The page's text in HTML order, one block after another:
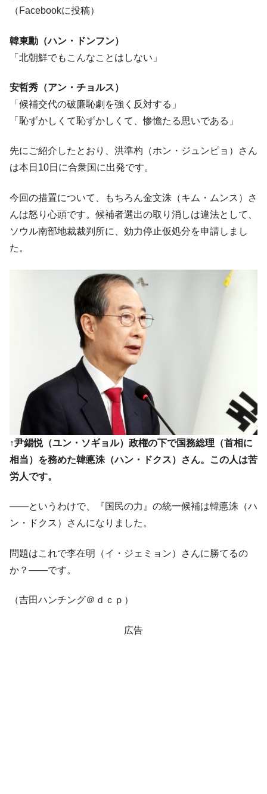
（Facebookに投稿）
韓東勳（ハン・ドンフン）
「北朝鮮でもこんなことはしない」
安哲秀（アン・チョルス）
「候補交代の破廉恥劇を強く反対する」
「恥ずかしくて恥ずかしくて、惨憺たる思いである」
先にご紹介したとおり、洪準杓（ホン・ジュンピョ）さん
は本日10日に合衆国に出発です。
今回の措置について、もちろん金文洙（キム・ムンス）さ
んは怒り心頭です。候補者選出の取り消しは違法として、
ソウル南部地裁裁判所に、効力停止仮処分を申請しまし
た。
↑尹錫悦（ユン・ソギョル）政権の下で国務総理（首相に
相当）を務めた韓悳洙（ハン・ドクス）さん。この人は苦
労人です。
――というわけで、『国民の力』の統一候補は韓悳洙（ハ
ン・ドクス）さんになりました。
問題はこれで李在明（イ・ジェミョン）さんに勝てるの
か？――です。
（吉田ハンチング＠ｄｃｐ）
広告